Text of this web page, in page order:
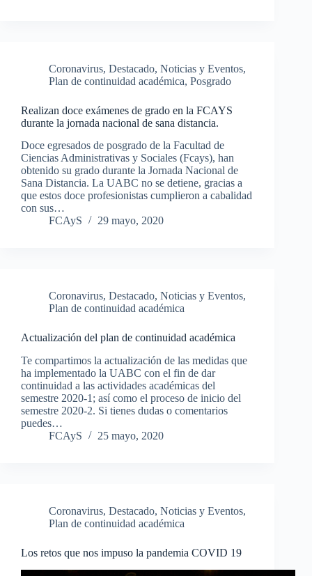
Coronavirus, Destacado, Noticias y Eventos,
Plan de continuidad académica, Posgrado
Realizan doce exámenes de grado en la FCAYS
durante la jornada nacional de sana distancia.
Doce egresados de posgrado de la Facultad de
Ciencias Administrativas y Sociales (Fcays), han
obtenido su grado durante la Jornada Nacional de
Sana Distancia. La UABC no se detiene, gracias a
que estos doce profesionistas cumplieron a cabalidad
con sus…
FCAyS
29 mayo, 2020
Coronavirus, Destacado, Noticias y Eventos,
Plan de continuidad académica
Actualización del plan de continuidad académica
Te compartimos la actualización de las medidas que
ha implementado la UABC con el fin de dar
continuidad a las actividades académicas del
semestre 2020-1; así como el proceso de inicio del
semestre 2020-2. Si tienes dudas o comentarios
puedes…
FCAyS
25 mayo, 2020
Coronavirus, Destacado, Noticias y Eventos,
Plan de continuidad académica
Los retos que nos impuso la pandemia COVID 19